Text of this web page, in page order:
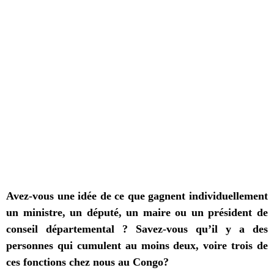
Avez-vous une idée de ce que gagnent individuellement
un ministre, un député, un maire ou un président de
conseil départemental ? Savez-vous qu’il y a des
personnes qui cumulent au moins deux, voire trois de
ces fonctions chez nous au Congo?